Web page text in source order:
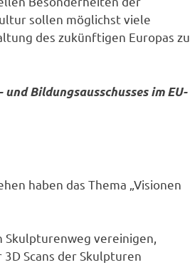
sollen möglichst viele
des zukünftigen Europas zu
Bildungsausschusses im EU-
haben das Thema „Visionen
Skulpturenweg vereinigen,
Scans der Skulpturen